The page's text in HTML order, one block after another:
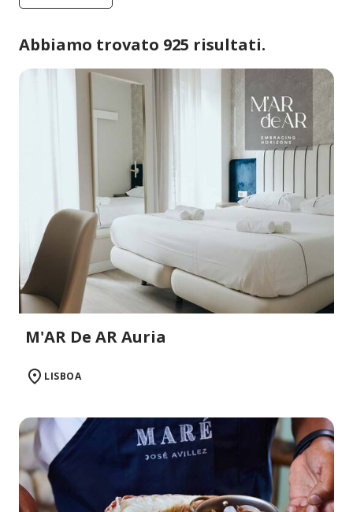
Abbiamo trovato 925 risultati.
M'AR De AR Auria
LISBOA